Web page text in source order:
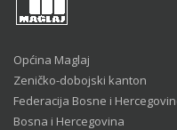
Općina Maglaj
Zeničko-dobojski kanton
Federacija Bosne i
Bosna i Hercegovina